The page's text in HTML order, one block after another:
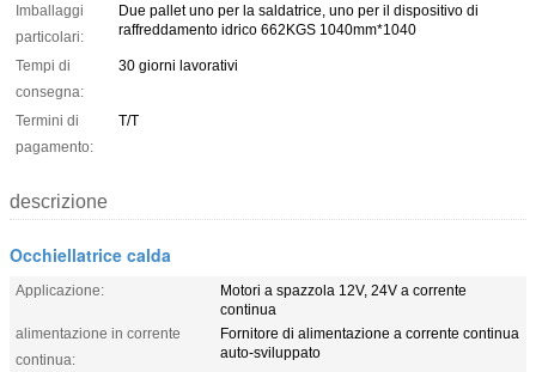
Imballaggi
particolari:
Due pallet uno per la saldatrice, uno per il dispositivo di
raffreddamento idrico 662KGS 1040mm*1040
Tempi di
consegna:
30 giorni lavorativi
Termini di
pagamento:
T/T
descrizione
Occhiellatrice calda
Applicazione:
Motori a spazzola 12V, 24V a corrente
continua
alimentazione in corrente
continua:
Fornitore di alimentazione a corrente continua
auto-sviluppato